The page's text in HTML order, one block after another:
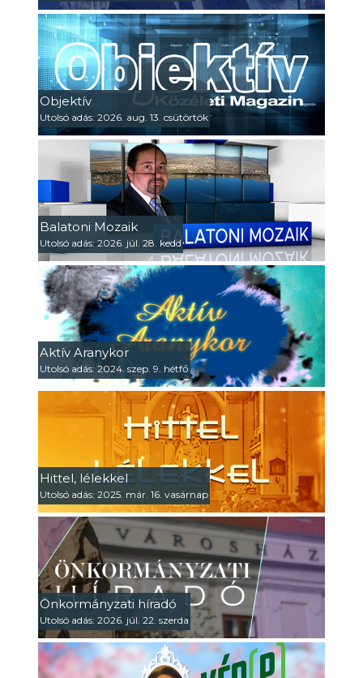
Objektív
Utolsó adás: 2026. aug. 13. csütörtök
Balatoni Mozaik
Utolsó adás: 2026. júl. 28. kedd
Aktív Aranykor
Utolsó adás: 2024. szep. 9. hétfő
Hittel, lélekkel
Utolsó adás: 2025. már. 16. vasárnap
Önkormányzati híradó
Utolsó adás: 2026. júl. 22. szerda